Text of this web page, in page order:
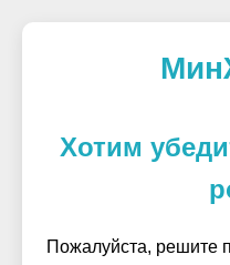
Хотим
Пожалуйста, решите